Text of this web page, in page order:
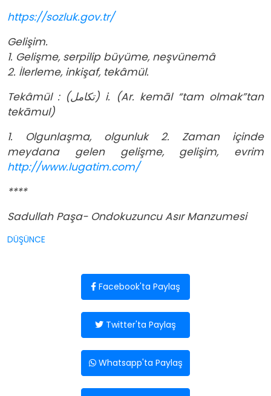
https://sozluk.gov.tr/
Gelişim.
1. Gelişme, serpilip büyüme, neşvünemâ
2. İlerleme, inkişaf, tekâmül.
Tekâmül : (ﺗﻜﺎﻣﻞ) i. (Ar. kemāl “tam olmak”tan
tekāmul)
1. Olgunlaşma, olgunluk 2. Zaman içinde
meydana gelen gelişme, gelişim, evrim
http://www.lugatim.com/
****
Sadullah Paşa- Ondokuzuncu Asır Manzumesi
DÜŞÜNCE
Facebook'ta Paylaş
Twitter'ta Paylaş
Whatsapp'ta Paylaş